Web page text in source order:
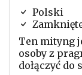
Polski
Ten mityng
osoby z
dołączyć do